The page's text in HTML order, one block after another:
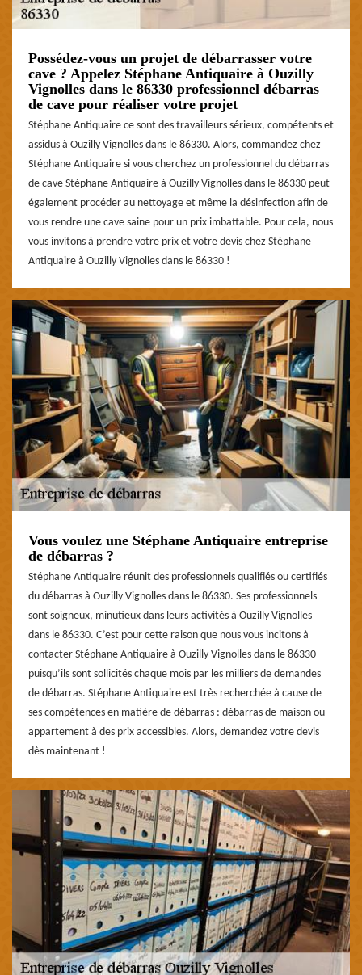
Possédez-vous un projet de débarrasser votre
cave ? Appelez Stéphane Antiquaire à Ouzilly
Vignolles dans le 86330 professionnel débarras
de cave pour réaliser votre projet
Stéphane Antiquaire ce sont des travailleurs sérieux, compétents et
assidus à Ouzilly Vignolles dans le 86330. Alors, commandez chez
Stéphane Antiquaire si vous cherchez un professionnel du débarras
de cave Stéphane Antiquaire à Ouzilly Vignolles dans le 86330 peut
également procéder au nettoyage et même la désinfection afin de
vous rendre une cave saine pour un prix imbattable. Pour cela, nous
vous invitons à prendre votre prix et votre devis chez Stéphane
Antiquaire à Ouzilly Vignolles dans le 86330 !
Vous voulez une Stéphane Antiquaire entreprise
de débarras ?
Stéphane Antiquaire réunit des professionnels qualifiés ou certifiés
du débarras à Ouzilly Vignolles dans le 86330. Ses professionnels
sont soigneux, minutieux dans leurs activités à Ouzilly Vignolles
dans le 86330. C’est pour cette raison que nous vous incitons à
contacter Stéphane Antiquaire à Ouzilly Vignolles dans le 86330
puisqu’ils sont sollicités chaque mois par les milliers de demandes
de débarras. Stéphane Antiquaire est très recherchée à cause de
ses compétences en matière de débarras : débarras de maison ou
appartement à des prix accessibles. Alors, demandez votre devis
dès maintenant !